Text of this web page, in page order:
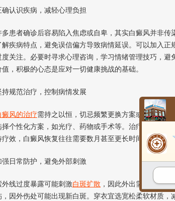
识疾病，减轻心理负担
者确诊后容易陷入焦虑或自卑，其实白癜风并非传
解疾病特点，避免误信偏方导致病情延误。可以加入
度关注。必要时寻求心理咨询，学习情绪管理技巧，
，积极的心态是应对一切健康挑战的基础。
范治疗，控制病情发展
癜风的治疗需持之以恒，切忌频繁更换方案或迷信“速
择个性化方案，如光疗、药物或手术等。治疗期间定期
疗效，白癜风恢复往往需要数月甚至更长时间，保持耐
常防护，避免外部刺激
过度暴露可能刺激白斑扩散 ，因此外出需做好物
，因外伤处可能出现新白斑。穿衣宜选宽松柔软材质